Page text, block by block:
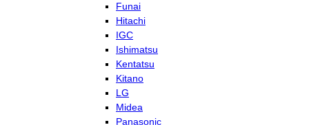
Funai
Hitachi
IGC
Ishimatsu
Kentatsu
Kitano
LG
Midea
Panasonic